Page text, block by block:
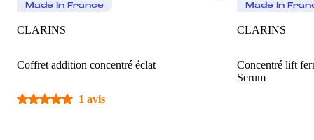
Made In France
CLARINS
Coffret addition concentré éclat
1 avis
Made In
CLARINS
Concentré lift
Serum